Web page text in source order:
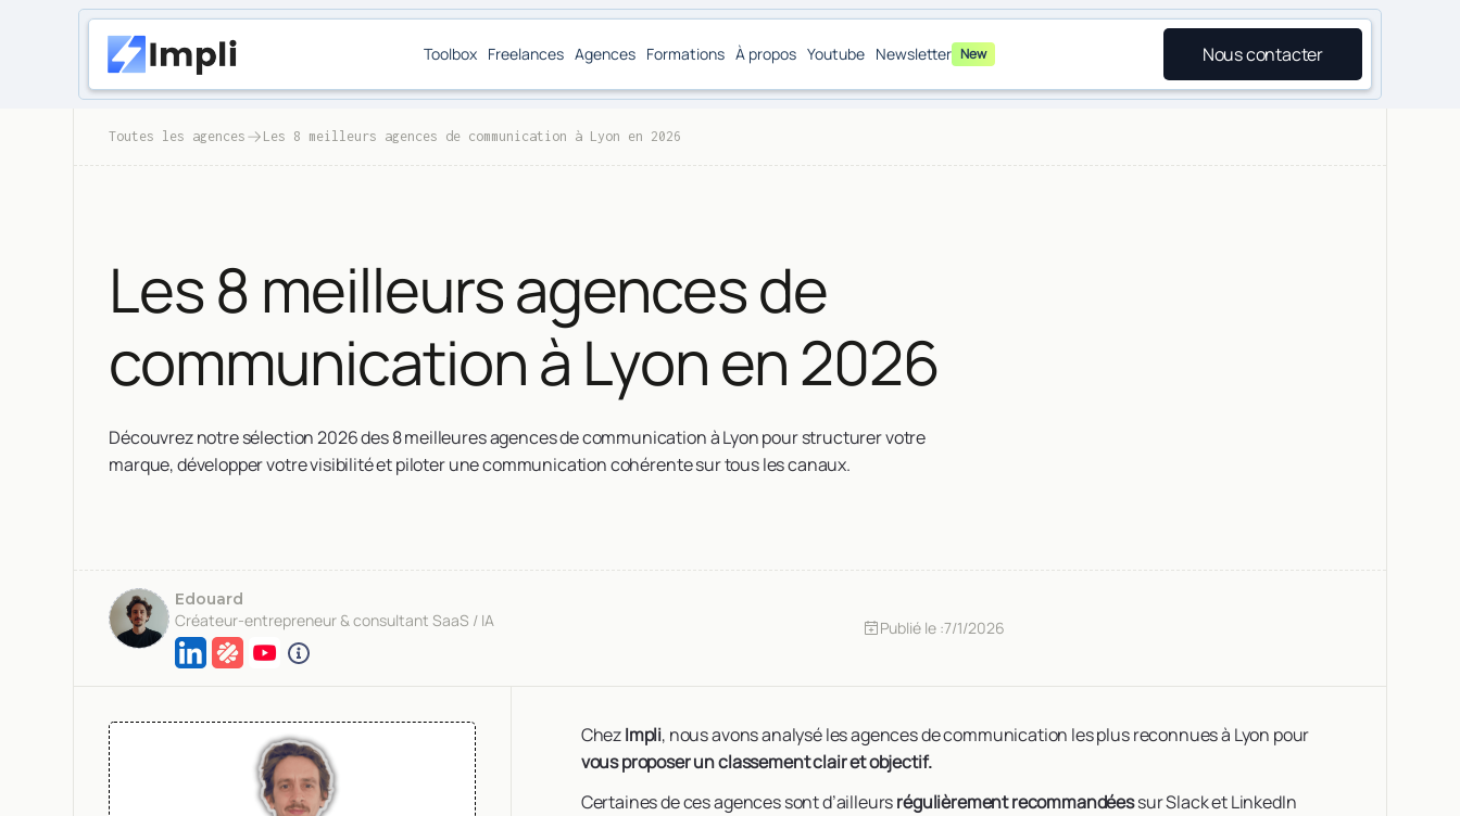
Toolbox Freelances Agences Formations À propos Youtube Newsletter New Nous contacter
Toutes les agences Les 8 meilleurs agences de communication à Lyon en 2026
Les 8 meilleurs agences de
communication à Lyon en 2026
Découvrez notre sélection 2026 des 8 meilleures agences de communication à Lyon pour structurer votre
marque, développer votre visibilité et piloter une communication cohérente sur tous les canaux.
Edouard
Créateur-entrepreneur & consultant SaaS / IA Publié le :7/1/2026
ChezImpli, nous avons analysé les agences de communication les plus reconnues à Lyon pour
vous proposer un classement clair et objectif.
Certaines de ces agences sont d’ailleursrégulièrement recommandéessur Slack et LinkedIn